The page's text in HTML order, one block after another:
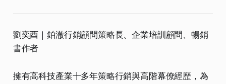
劉奕酉｜鉑澈行銷顧問策略長、企業培訓顧問、暢銷
書作者
擁有高科技產業十多年策略行銷與高階幕僚經歷，為